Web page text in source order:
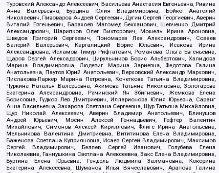
Туровский Александр Алексеевич, Васильева Анастасия Евгеньевна, Ривина
Анна Валерьевна, Бурдина Юлия Владимировна, Бойко Анатолий
Николаевич, Пивоваров Андрей Сергеевич, Дугин Сергей Георгиевич, Аверин
Виталий Евгеньевич, Барахоев Магомед Бекханович, Шевченко Дмитрий
Александрович, Шарипков Олег Викторович, Мошель Ирина Ароновна,
Шведов Григорий Сергеевич, Пономарев Лев Александрович, Созаев
Валерий Валерьевич, Каргалицкий Борис Юльевич, Исакова Ирина
Александровна, Исламов Тимур Рифгатович, Романова Ольга Евгеньевна,
Щаров Сергей Алексадрович, Цирульников Борис Альбертович, Халидова
Марина Владимировна, Людевиг Марина Зариевна, Федотова Галина
Анатольевна, Паутов Юрий Анатольевич, Верховский Александр Маркович,
Пислакова-Паркер Марина Петровна, Кочеткова Татьяна Владимировна,
Чуркина Наталья Валерьевна, Акимова Татьяна Николаевна, Золотарева
Екатерина Александровна, Рачинский Ян Збигневич, Жемкова Елена
Борисовна, Гудков Лев Дмитриевич, Илларионова Юлия Юрьевна, Саранг
Анна Васильевна, Захарова Светлана Сергеевна, Щур Татьяна Михайловна,
Щур Николай Алексеевич, Аверин Владимир Анатольевич, Блинушов
Андрей Юрьевич, Мосин Алексей Геннадьевич, Гефтер Валентин
Михайлович, Симонов Алексей Кириллович, Флиге Ирина Анатольевна,
Мельникова Валентина Дмитриевна, Вититинова Елена Владимировна,
Баженова Светлана Куприяновна, Исаев Сергей Владимирович, Максимов
Сергей Владимирович, Беляев Сергей Иванович, Голубева Елена
Николаевна, Ганнушкина Светлана Алексеевна, Закс Елена Владимировна,
Буртина Елена Юрьевна, Гендель Людмила Залмановна, Кокорина
Екатерина Алексеевна, Шуманов Илья Вячеславович, Арапова Галина